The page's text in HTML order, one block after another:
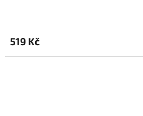
519 Kč